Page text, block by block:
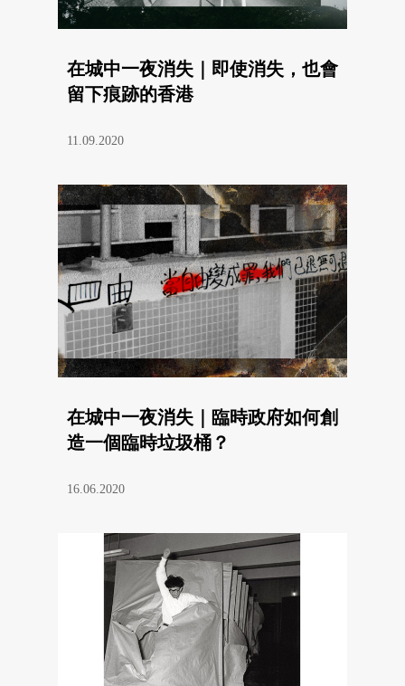
在城中一夜消失｜即使消失，也會
留下痕跡的香港
11.09.2020
在城中一夜消失｜臨時政府如何創
造一個臨時垃圾桶？
16.06.2020